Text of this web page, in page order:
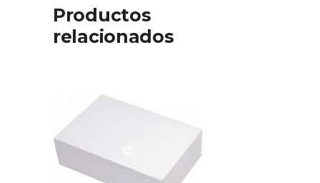
Productos
relacionados